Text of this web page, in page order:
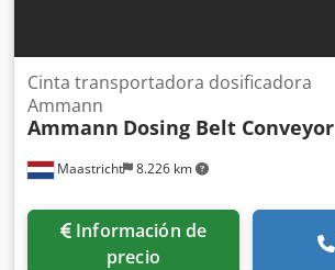
Maastricht 8.226 km
Cinta transportadora dosificadora
Ammann
Ammann Dosing Belt Conveyor
Información de
precio